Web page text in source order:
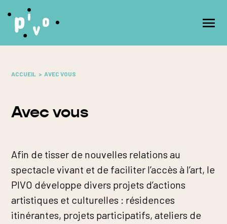
ACCUEIL AVEC VOUS
Avec vous
Afin de tisser de nouvelles relations au
spectacle vivant et de faciliter l’accès à l’art, le
PIVO développe divers projets d’actions
artistiques et culturelles : résidences
itinérantes, projets participatifs, ateliers de